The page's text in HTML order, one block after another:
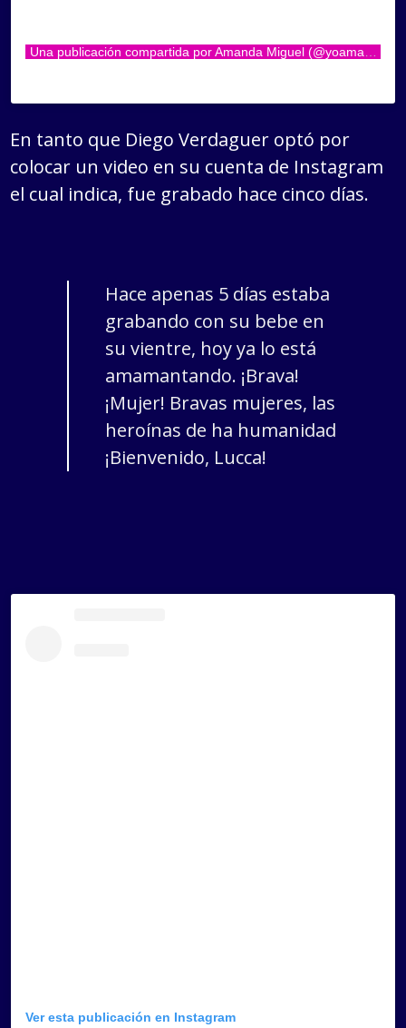
En tanto que Diego Verdaguer optó por
colocar un video en su cuenta de Instagram
el cual indica, fue grabado hace cinco días.
Hace apenas 5 días estaba
grabando con su bebe en
su vientre, hoy ya lo está
amamantando. ¡Brava!
¡Mujer! Bravas mujeres, las
heroínas de ha humanidad
¡Bienvenido, Lucca!
Ver esta publicación en Instagram